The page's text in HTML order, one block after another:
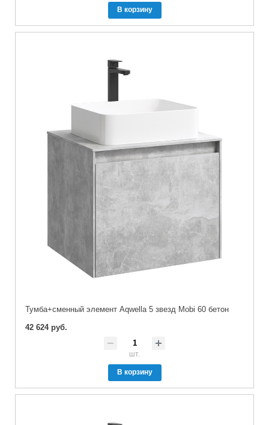
В корзину
Тумба+сменный элемент Aqwella 5 звезд Mobi 60 бетон
42 624 руб.
шт.
В корзину